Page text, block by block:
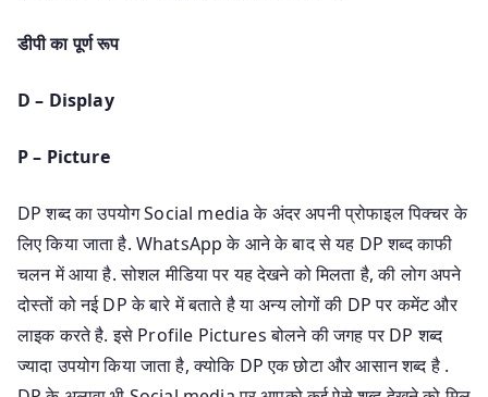
डीपी का पूर्ण रूप
D – Display
P – Picture
DP शब्द का उपयोग Social media के अंदर अपनी प्रोफाइल पिक्चर के
लिए किया जाता है. WhatsApp के आने के बाद से यह DP शब्द काफी
चलन में आया है. सोशल मीडिया पर यह देखने को मिलता है, की लोग अपने
दोस्तों को नई DP के बारे में बताते है या अन्य लोगों की DP पर कमेंट और
लाइक करते है. इसे Profile Pictures बोलने की जगह पर DP शब्द
ज्यादा उपयोग किया जाता है, क्योकि DP एक छोटा और आसान शब्द है .